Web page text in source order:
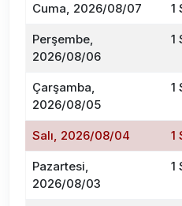
Cuma, 2026/08/07 1
Perşembe,
2026/08/06
1
Çarşamba,
2026/08/05
1
Salı, 2026/08/04 1
Pazartesi,
2026/08/03
1